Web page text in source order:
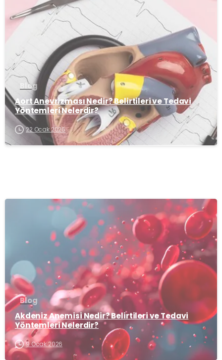
Blog
Aort Anevrizması Nedir? Belirtileri ve Tedavi
Yöntemleri Nelerdir?
22 Ocak 2026
-
Blog
Akdeniz Anemisi Nedir? Belirtileri ve Tedavi
Yöntemleri Nelerdir?
9 Ocak 2026